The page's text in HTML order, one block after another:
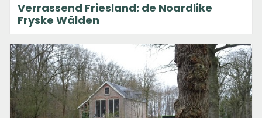
Verrassend Friesland: de Noardlike
Fryske Wâlden